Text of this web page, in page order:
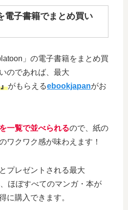
電子書籍でまとめ買い
」の電子書籍をまとめ買
のであれば、最大
がもらえるebookjapanがお
一覧で並べられるので、紙の
ワクワク感が味わえます！
プレゼントされる最大
ほぼすべてのマンガ・本が
に購入できます。